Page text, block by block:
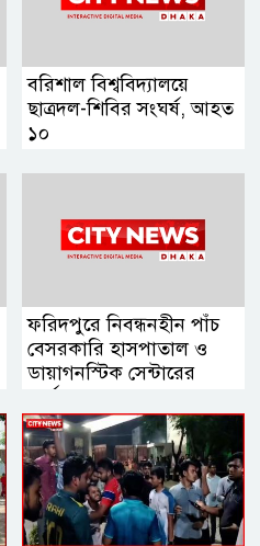
বরিশাল বিশ্ববিদ্যালয়ে
ছাত্রদল-শিবির সংঘর্ষ, আহত
১০
ফরিদপুরে নিবন্ধনহীন পাঁচ
বেসরকারি হাসপাতাল ও
ডায়াগনস্টিক সেন্টারের
কার্যক্রম বন্ধ